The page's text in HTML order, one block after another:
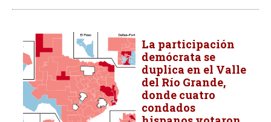
La participación
demócrata se
duplica en el Valle
del Río Grande,
donde cuatro
condados